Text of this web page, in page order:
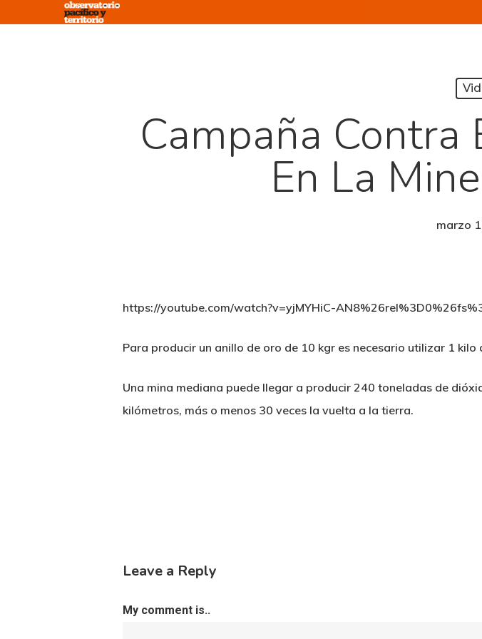
Campaña Contra
En La
marzo
https://youtube.com/watch?v=yjMYHiC-
Para producir un anillo de oro de 10 kgr es necesario utilizar 1
Una mina mediana puede llegar a producir 240 toneladas de
kilómetros, más o menos 30 veces la vuelta a la tierra.
Leave a Reply
My comment is..